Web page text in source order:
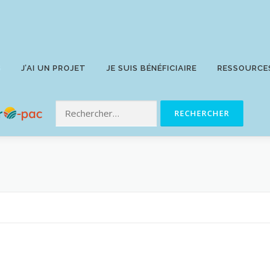
J’AI UN PROJET JE SUIS BÉNÉFICIAIRE